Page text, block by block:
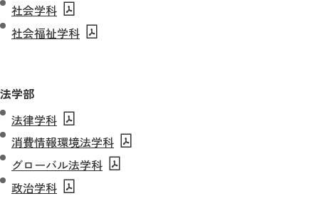
社会学科
社会福祉学科
法学部
法律学科
消費情報環境法学科
グローバル法学科
政治学科